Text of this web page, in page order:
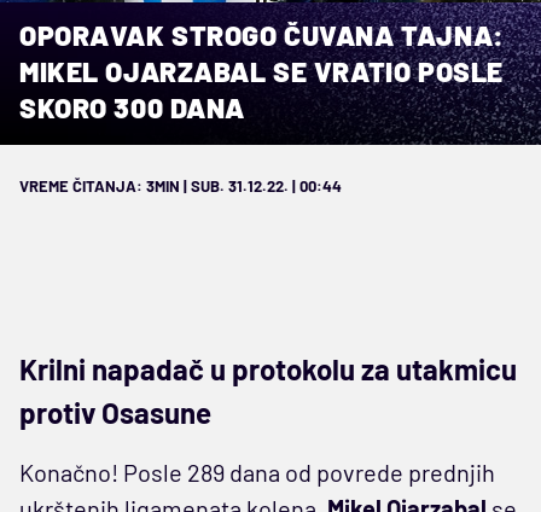
OPORAVAK STROGO ČUVANA TAJNA:
MIKEL OJARZABAL SE VRATIO POSLE
SKORO 300 DANA
VREME ČITANJA: 3MIN | SUB. 31.12.22. | 00:44
Krilni napadač u protokolu za utakmicu
protiv Osasune
Konačno! Posle 289 dana od povrede prednjih